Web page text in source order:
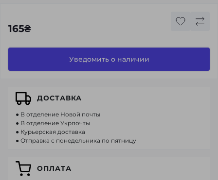
165₴
Уведомить о наличии
ДОСТАВКА
● В отделение Новой почты
● В отделение Укрпочты
● Курьерская доставка
● Отправка с понедельника по пятницу
ОПЛАТА